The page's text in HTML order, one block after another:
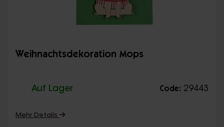
Weihnachtsdekoration Mops
Auf Lager Code: 29443
Mehr Details